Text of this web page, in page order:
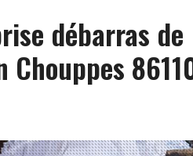
débarras de
Chouppes